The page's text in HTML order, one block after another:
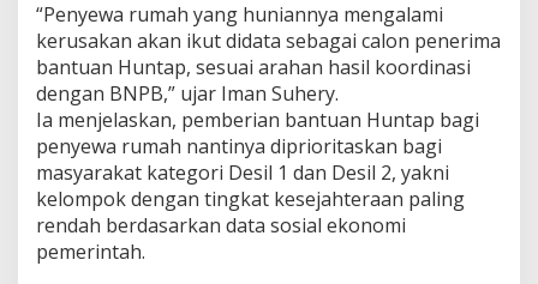
P
a
s
t
i
k
a
n
A
k
a
“Penyewa rumah yang huniannya mengalami
kerusakan akan ikut didata sebagai calon penerima
bantuan Huntap, sesuai arahan hasil koordinasi
dengan BNPB,” ujar Iman Suhery.
Ia menjelaskan, pemberian bantuan Huntap bagi
penyewa rumah nantinya diprioritaskan bagi
masyarakat kategori Desil 1 dan Desil 2, yakni
kelompok dengan tingkat kesejahteraan paling
rendah berdasarkan data sosial ekonomi
pemerintah.